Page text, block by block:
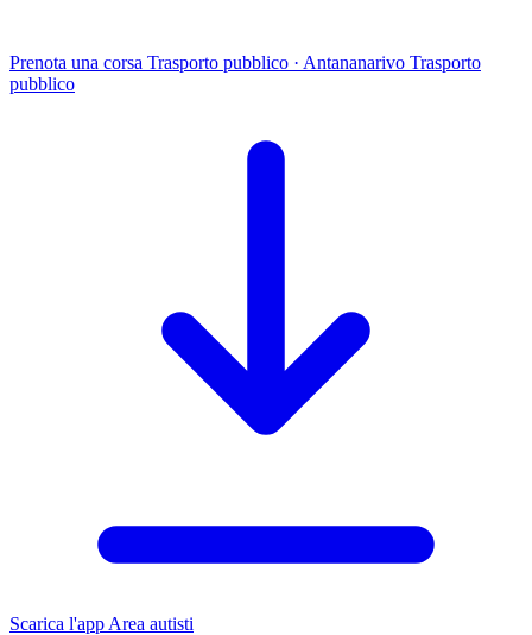
Prenota una corsa Trasporto pubblico · Antananarivo Trasporto
pubblico
Scarica l'app Area autisti